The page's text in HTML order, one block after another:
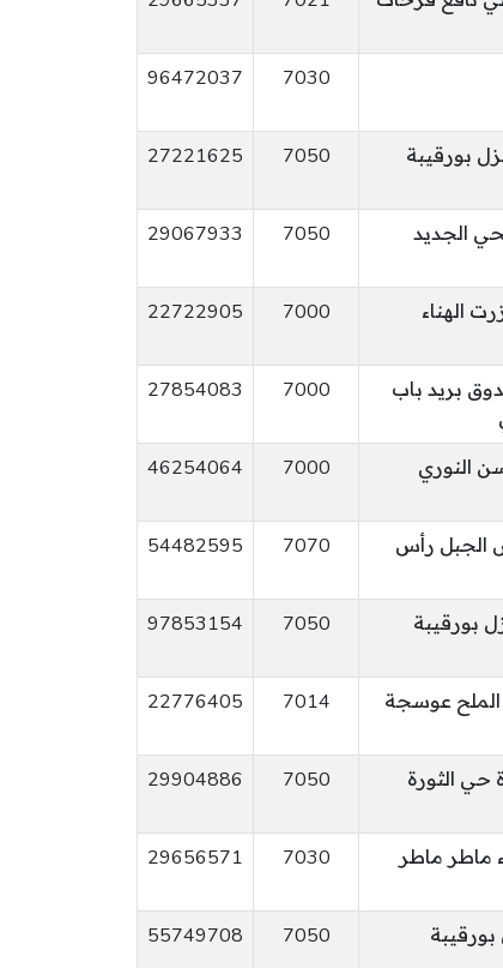
7030
96472037
بورقيبة
7050
27221625
الجديد
7050
29067933
7000
22722905
اسبانيا99 صندوق بريد باب
7000
27854083
7000
46254064
الجبل رأس
7070
54482595
بورقيبة
7050
97853154
الملح عوسجة
7014
22776405
حي الثورة 7050
29904886
7030
29656571
بورقيبة
7050
55749708